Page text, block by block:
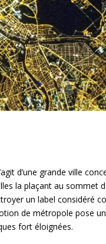
d’une grande ville
la plaçant au sommet
un label considéré
de métropole pose un
fort éloignées.